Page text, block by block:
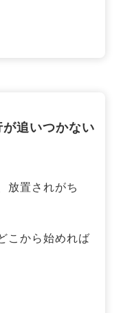
追いつかない
放置されがち
こから始めれば